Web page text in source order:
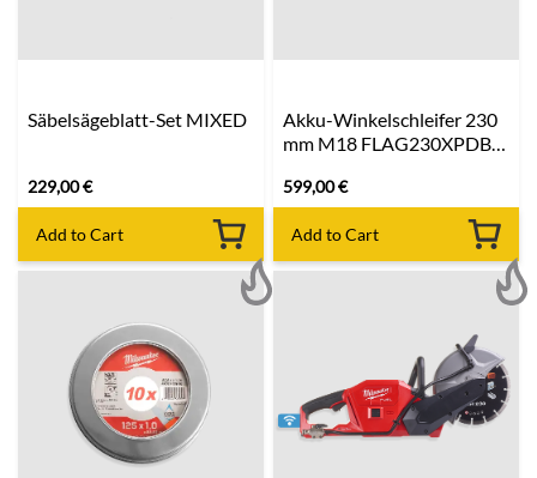
Säbelsägeblatt-Set MIXED
229,00€
Add to Cart
Akku-Winkelschleifer 230
mm M18 FLAG230XPDB-
599,00€
Add to Cart